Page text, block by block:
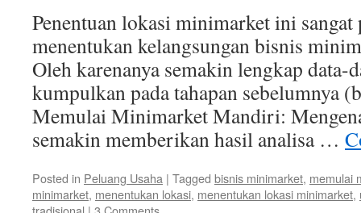
Penentuan lokasi minimarket ini sangat
menentukan kelangsungan bisnis
Oleh karenanya semakin lengkap data-
kumpulkan pada tahapan sebelumnya
Memulai Minimarket Mandiri:
semakin memberikan hasil analisa …
Posted in Peluang Usaha | Tagged bisnis minimarket, memulai
minimarket, menentukan lokasi, menentukan lokasi minimarket,